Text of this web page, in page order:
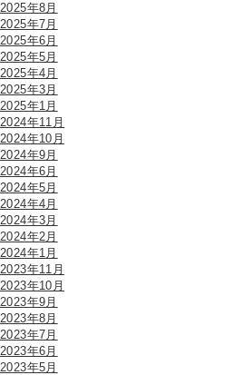
2025年8月
2025年7月
2025年6月
2025年5月
2025年4月
2025年3月
2025年1月
2024年11月
2024年10月
2024年9月
2024年6月
2024年5月
2024年4月
2024年3月
2024年2月
2024年1月
2023年11月
2023年10月
2023年9月
2023年8月
2023年7月
2023年6月
2023年5月